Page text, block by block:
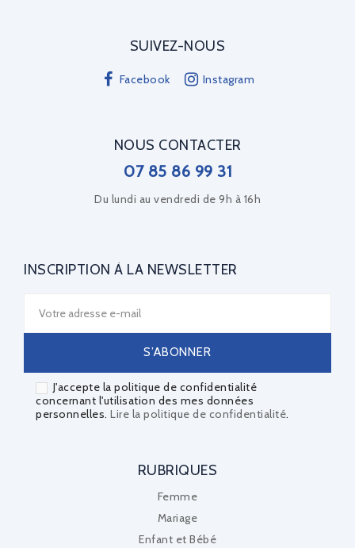
SUIVEZ-NOUS
Facebook Instagram
NOUS CONTACTER
07 85 86 99 31
Du lundi au vendredi de 9h à 16h
INSCRIPTION À LA NEWSLETTER
J'accepte la politique de confidentialité
concernant l'utilisation des mes données
personnelles. Lire la politique de confidentialité.
RUBRIQUES
Femme
Mariage
Enfant et Bébé